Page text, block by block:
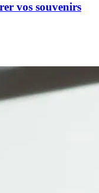
vos souvenirs